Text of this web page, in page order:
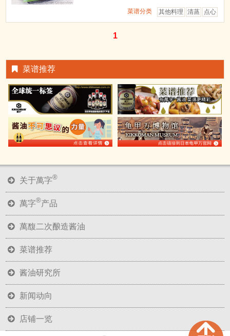
点心
清蒸
其他料理
菜谱分类
1
菜谱推荐
关于萬字®
萬字®产品
萬馥二次酿造酱油
菜谱推荐
酱油研究所
新闻动向
店铺一览